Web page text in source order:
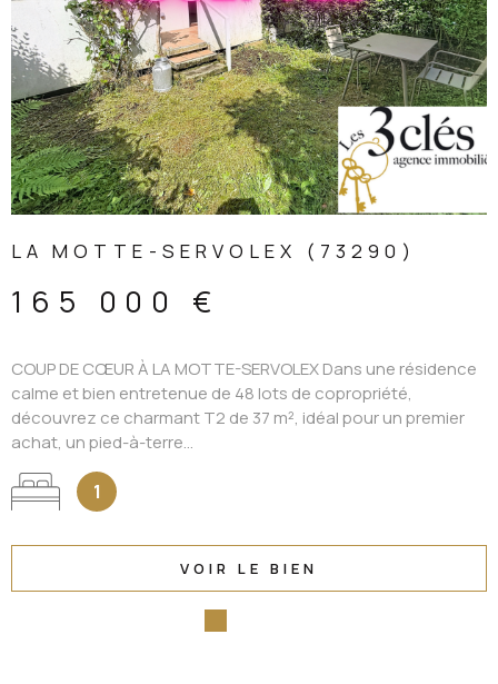
LA MOTTE-SERVOLEX (73290)
165 000 €
COUP DE CŒUR À LA MOTTE-SERVOLEX Dans une résidence
calme et bien entretenue de 48 lots de copropriété,
découvrez ce charmant T2 de 37 m², idéal pour un premier
achat, un pied-à-terre...
1
VOIR LE BIEN